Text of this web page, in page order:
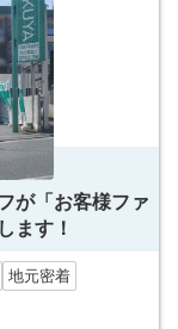
が「お客様ファ
ます！
地元密着